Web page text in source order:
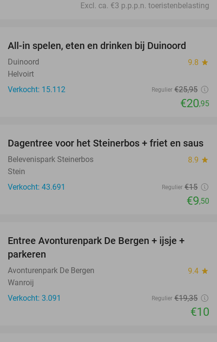
Excl. ca. €3 p.p.p.n. toeristenbelasting
All-in spelen, eten en drinken bij Duinoord
Duinoord 9.8 star
Helvoirt
Verkocht: 15.112
Regulier €25,95
€20,95
37%
Dagentree voor het Steinerbos + friet en saus
Belevenispark Steinerbos 8.9 star
Stein
Verkocht: 43.691
Regulier €15
€9,50
Entree Avonturenpark De Bergen + ijsje +
parkeren
Avonturenpark De Bergen 9.4 star
Wanroij
Verkocht: 3.091
Regulier €19,35
€10